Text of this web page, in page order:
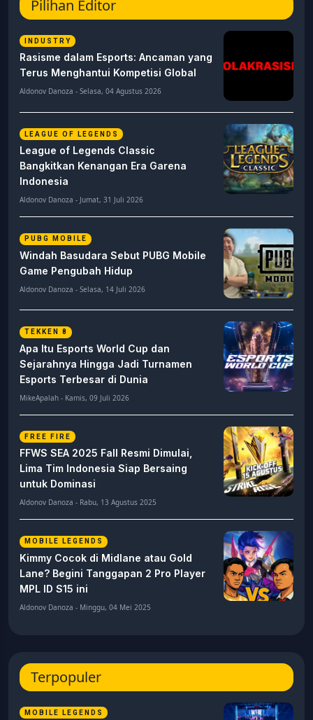
Pilihan Editor
INDUSTRY
Rasisme dalam Esports: Ancaman yang
Terus Menghantui Kompetisi Global
Aldonov Danoza - Selasa, 04 Agustus 2026
LEAGUE OF LEGENDS
League of Legends Classic
Bangkitkan Kenangan Era Garena
Indonesia
Aldonov Danoza - Jumat, 31 Juli 2026
PUBG MOBILE
Windah Basudara Sebut PUBG Mobile
Game Pengubah Hidup
Aldonov Danoza - Selasa, 14 Juli 2026
TEKKEN 8
Apa Itu Esports World Cup dan
Sejarahnya Hingga Jadi Turnamen
Esports Terbesar di Dunia
MikeApalah - Kamis, 09 Juli 2026
FREE FIRE
FFWS SEA 2025 Fall Resmi Dimulai,
Lima Tim Indonesia Siap Bersaing
untuk Dominasi
Aldonov Danoza - Rabu, 13 Agustus 2025
MOBILE LEGENDS
Kimmy Cocok di Midlane atau Gold
Lane? Begini Tanggapan 2 Pro Player
MPL ID S15 ini
Aldonov Danoza - Minggu, 04 Mei 2025
Terpopuler
MOBILE LEGENDS